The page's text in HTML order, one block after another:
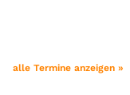
alle Termine anzeigen »